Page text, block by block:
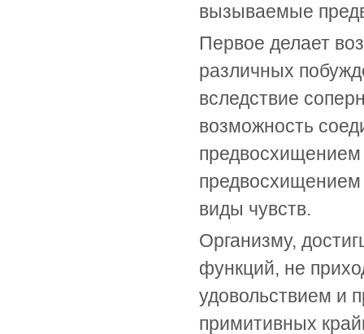
вызываемые
Первое делает
различных
вследствие
возможность
предвосхищением
предвосхищением
виды чувств.
Организму,
функций, не
удовольствием и
примитивных